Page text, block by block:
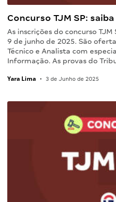
Concurso TJM SP:
As inscrições do concurso
9 de junho de 2025. São
Técnico e Analista com
Informação. As provas do
Yara Lima • 3 de Junho de 2025